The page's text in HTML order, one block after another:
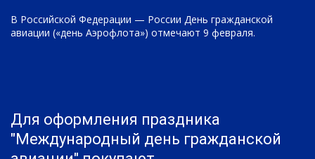
В Российской Федерации — России День гражданской
авиации («день Аэрофлота») отмечают 9 февраля.
Для оформления праздника
"Международный день гражданской